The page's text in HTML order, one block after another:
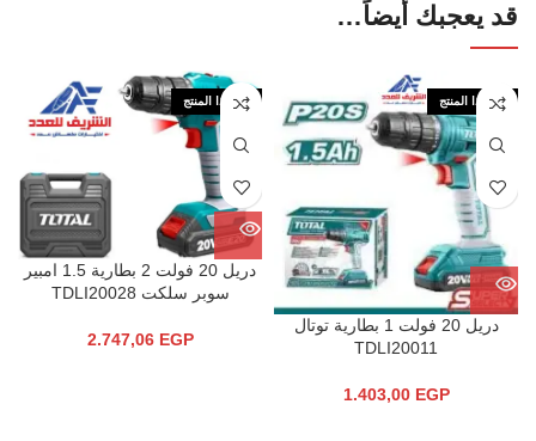
قد يعجبك أيضاً…
نفذ هذا المنتج
دريل 20 فولت 1 بطارية توتال
TDLI20011
1.403,00 EGP
نفذ هذا المنتج
دريل 20 فولت 2 بطارية 1.5 امبير
سوبر سلكت TDLI20028
2.747,06 EGP